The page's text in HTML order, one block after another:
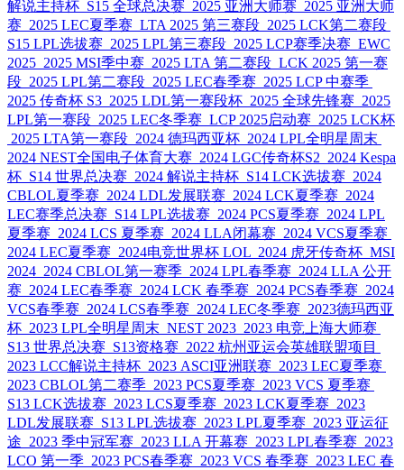
解说主持杯 S15 全球总决赛 2025 亚洲大师赛 2025 亚洲大师
赛 2025 LEC夏季赛 LTA 2025 第三赛段 2025 LCK第二赛段
S15 LPL选拔赛 2025 LPL第三赛段 2025 LCP赛季决赛 EWC
2025 2025 MSI季中赛 2025 LTA 第二赛段 LCK 2025 第一赛
段 2025 LPL第二赛段 2025 LEC春季赛 2025 LCP 中赛季
2025 传奇杯 S3 2025 LDL第一赛段杯 2025 全球先锋赛 2025
LPL第一赛段 2025 LEC冬季赛 LCP 2025启动赛 2025 LCK杯
2025 LTA第一赛段 2024 德玛西亚杯 2024 LPL全明星周末
2024 NEST全国电子体育大赛 2024 LGC传奇杯S2 2024 Kespa
杯 S14 世界总决赛 2024 解说主持杯 S14 LCK选拔赛 2024
CBLOL夏季赛 2024 LDL发展联赛 2024 LCK夏季赛 2024
LEC赛季总决赛 S14 LPL选拔赛 2024 PCS夏季赛 2024 LPL
夏季赛 2024 LCS 夏季赛 2024 LLA闭幕赛 2024 VCS夏季赛
2024 LEC夏季赛 2024电竞世界杯 LOL 2024 虎牙传奇杯 MSI
2024 2024 CBLOL第一赛季 2024 LPL春季赛 2024 LLA 公开
赛 2024 LEC春季赛 2024 LCK 春季赛 2024 PCS春季赛 2024
VCS春季赛 2024 LCS春季赛 2024 LEC冬季赛 2023德玛西亚
杯 2023 LPL全明星周末 NEST 2023 2023 电竞上海大师赛
S13 世界总决赛 S13资格赛 2022 杭州亚运会英雄联盟项目
2023 LCC解说主持杯 2023 ASCI亚洲联赛 2023 LEC夏季赛
2023 CBLOL第二赛季 2023 PCS夏季赛 2023 VCS 夏季赛
S13 LCK选拔赛 2023 LCS夏季赛 2023 LCK夏季赛 2023
LDL发展联赛 S13 LPL选拔赛 2023 LPL夏季赛 2023 亚运征
途 2023 季中冠军赛 2023 LLA 开幕赛 2023 LPL春季赛 2023
LCO 第一季 2023 PCS春季赛 2023 VCS 春季赛 2023 LEC 春